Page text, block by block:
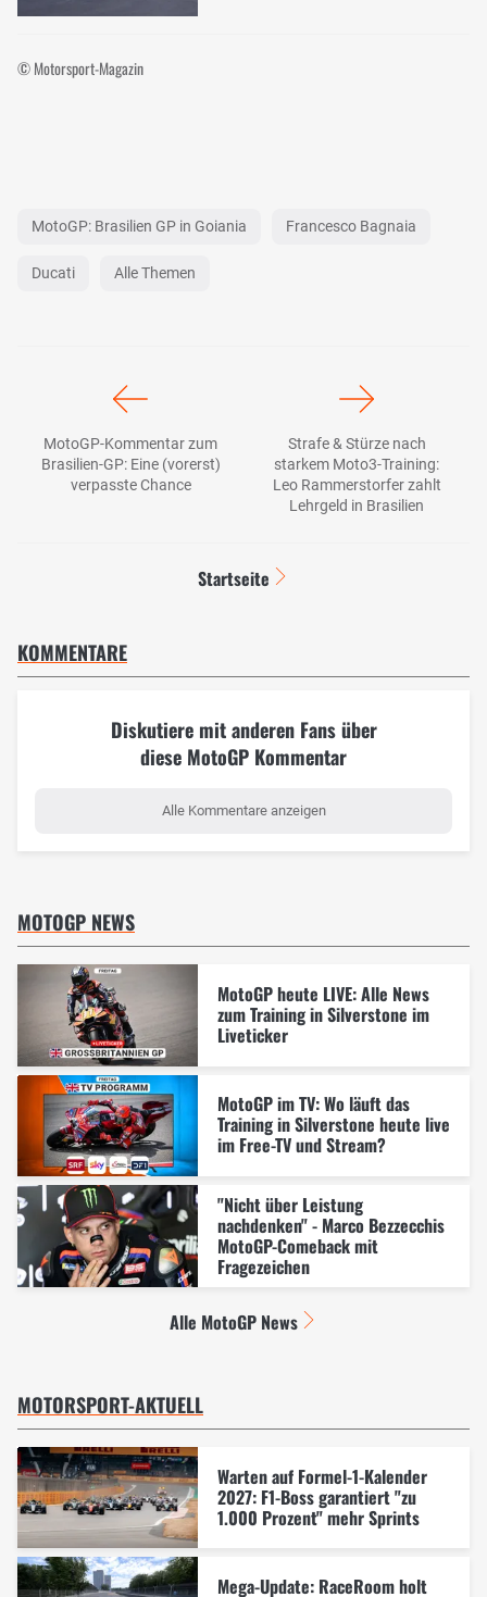
© Motorsport-Magazin
MotoGP: Brasilien GP in Goiania Francesco Bagnaia
Ducati Alle Themen
MotoGP-Kommentar zum
Brasilien-GP: Eine (vorerst)
verpasste Chance
Strafe & Stürze nach
starkem Moto3-Training:
Leo Rammerstorfer zahlt
Lehrgeld in Brasilien
Startseite
KOMMENTARE
Diskutiere mit anderen Fans über
diese MotoGP Kommentar
Alle Kommentare anzeigen
MOTOGP NEWS
MotoGP heute LIVE: Alle News
zum Training in Silverstone im
Liveticker
MotoGP im TV: Wo läuft das
Training in Silverstone heute live
im Free-TV und Stream?
"Nicht über Leistung
nachdenken" - Marco Bezzecchis
MotoGP-Comeback mit
Fragezeichen
Alle MotoGP News
MOTORSPORT-AKTUELL
Warten auf Formel-1-Kalender
2027: F1-Boss garantiert "zu
1.000 Prozent" mehr Sprints
Mega-Update: RaceRoom holt